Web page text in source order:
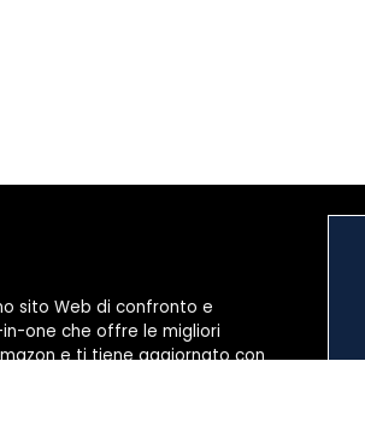
sito Web di confronto e
one che offre le migliori
e ti tiene aggiornato con